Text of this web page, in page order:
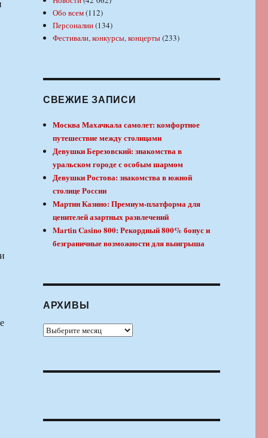
Обо всем(112)
Персоналии(134)
Фестивали, конкурсы, концерты(233)
СВЕЖИЕ ЗАПИСИ
Москва Махачкала самолет: комфортное
путешествие между столицами
Девушки Березовский: знакомства в
уральском городе с особым шармом
Девушки Ростова: знакомства в южной
столице России
Мартин Казино: Премиум-платформа для
ценителей азартных развлечений
Martin Casino 800: Рекордный 800% бонус и
безграничные возможности для выигрыша
АРХИВЫ
Архивы